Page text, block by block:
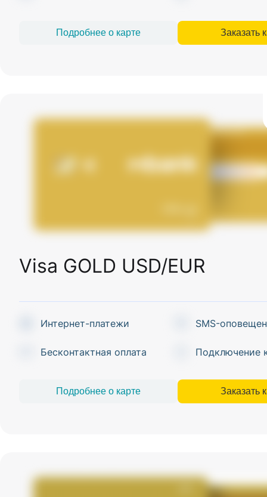
Подробнее о карте Заказать
Visa GOLD USD/EUR
Интернет-платежи SMS-
Бесконтактная оплата Подключение
Подробнее о карте Заказать